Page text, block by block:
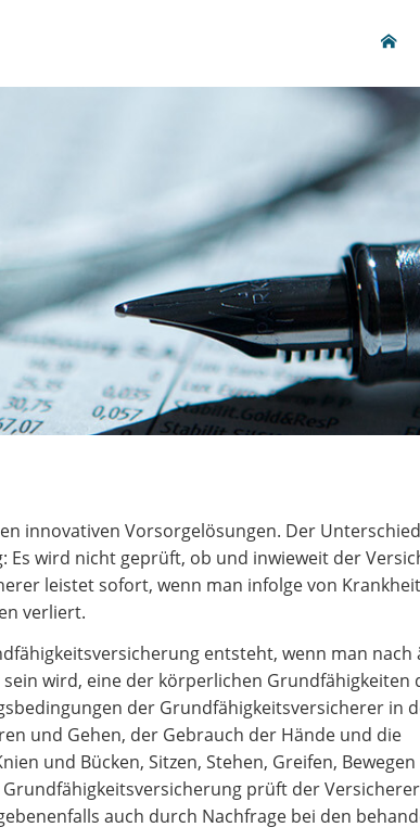
innovativen Vorsorgelösungen. Der
Es wird nicht geprüft, ob und inwieweit der
leistet sofort, wenn man infolge von
verliert.
entsteht, wenn man nach
wird, eine der körperlichen Grundfähigkeiten
der Grundfähigkeitsversicherer in
und Gehen, der Gebrauch der Hände und die
und Bücken, Sitzen, Stehen, Greifen,
prüft der
auch durch Nachfrage bei den